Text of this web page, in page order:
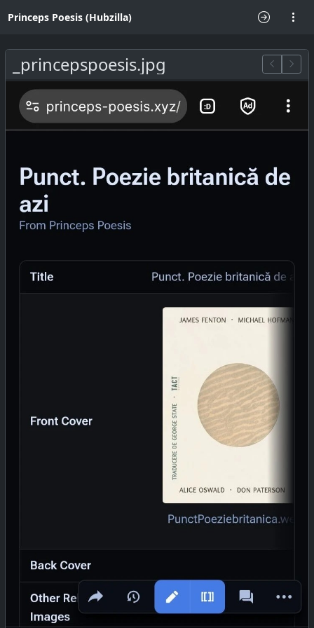
Princeps Poesis (Hubzilla)
_princepspoesis.jpg